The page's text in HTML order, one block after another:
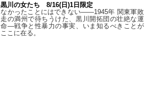
黒川の女たち 8/16(日)1日限定
なかったことにはできない——1945年 関東軍敗
走の満州で待ちうけた、黒川開拓団の壮絶な運
命―戦争と性暴力の事実、いま知るべきことが
ここに在る。